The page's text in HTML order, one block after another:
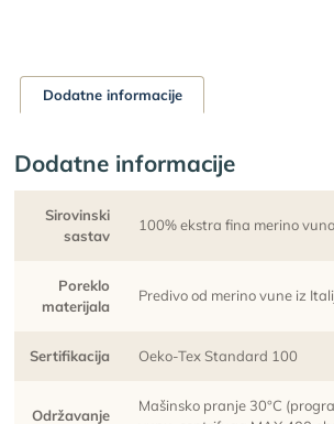
Dodatne informacije
Dodatne informacije
Sirovinski
sastav
100% ekstra fina merino vuna
Poreklo
materijala
Predivo od merino vune iz
Sertifikacija Oeko-Tex Standard 100
Održavanje
Mašinsko pranje 30°C